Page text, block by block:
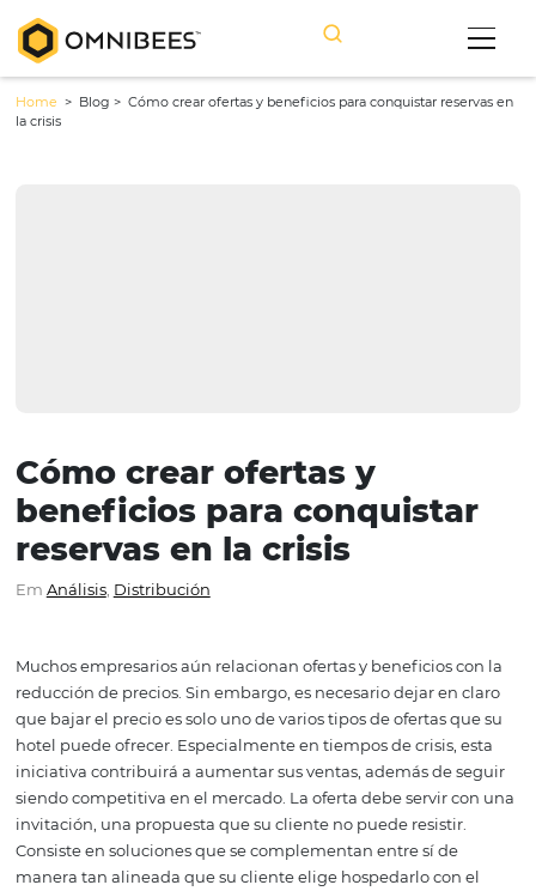
Home
Cómo crear ofertas y
beneficios para
EmAnálisis,Distribución
Muchos empresarios aún relacionan ofertas y beneficios
reducción de precios. Sin embargo, es necesario dejar
que bajar el precio es solo uno de varios tipos de ofertas
hotel puede ofrecer. Especialmente en tiempos de